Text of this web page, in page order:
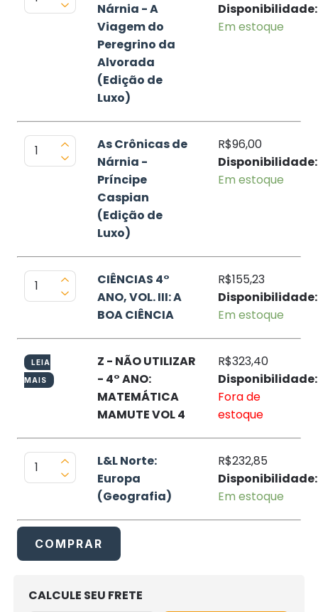
Nárnia - A
Viagem do
Peregrino da
Alvorada
(Edição de
Luxo)
Disponibilidade:
Em estoque
As Crônicas de
Nárnia -
Príncipe
Caspian
(Edição de
Luxo)
R$96,00
Disponibilidade:
Em estoque
CIÊNCIAS 4°
ANO, VOL. III: A
BOA CIÊNCIA
R$155,23
Disponibilidade:
Em estoque
LEIA
MAIS
Z - NÃO UTILIZAR
- 4° ANO:
MATEMÁTICA
MAMUTE VOL 4
R$323,40
Disponibilidade:
Fora de
estoque
L&L Norte:
Europa
(Geografia)
R$232,85
Disponibilidade:
Em estoque
COMPRAR
OPÇÕES DE FRETE
CALCULE SEU FRETE